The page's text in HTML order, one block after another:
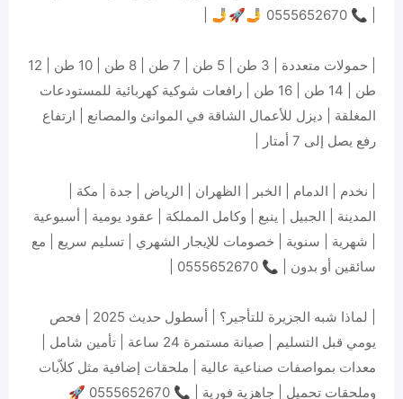
| 📞 0555652670 🤳🚀🤳 |
| حمولات متعددة | 3 طن | 5 طن | 7 طن | 8 طن | 10 طن | 12
طن | 14 طن | 16 طن | رافعات شوكية كهربائية للمستودعات
المغلقة | ديزل للأعمال الشاقة في الموانئ والمصانع | ارتفاع
رفع يصل إلى 7 أمتار |
| نخدم | الدمام | الخبر | الظهران | الرياض | جدة | مكة |
المدينة | الجبيل | ينبع | وكامل المملكة | عقود يومية | أسبوعية
| شهرية | سنوية | خصومات للإيجار الشهري | تسليم سريع | مع
سائقين أو بدون | 📞 0555652670 |
| لماذا شبه الجزيرة للتأجير؟ | أسطول حديث 2025 | فحص
يومي قبل التسليم | صيانة مستمرة 24 ساعة | تأمين شامل |
معدات بمواصفات صناعية عالية | ملحقات إضافية مثل كلاّبات
وملحقات تحميل | جاهزية فورية | 📞 0555652670 🚀